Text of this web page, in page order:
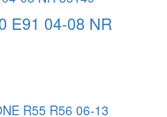
E91 04-08 NR